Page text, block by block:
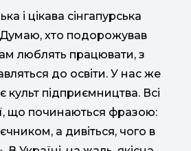
і цікава сінгапурська
Думаю, хто подорожував
люблять працювати, з
до освіти. У нас же
підприємництва. Всі
що починаються фразою:
а дивіться, чого в